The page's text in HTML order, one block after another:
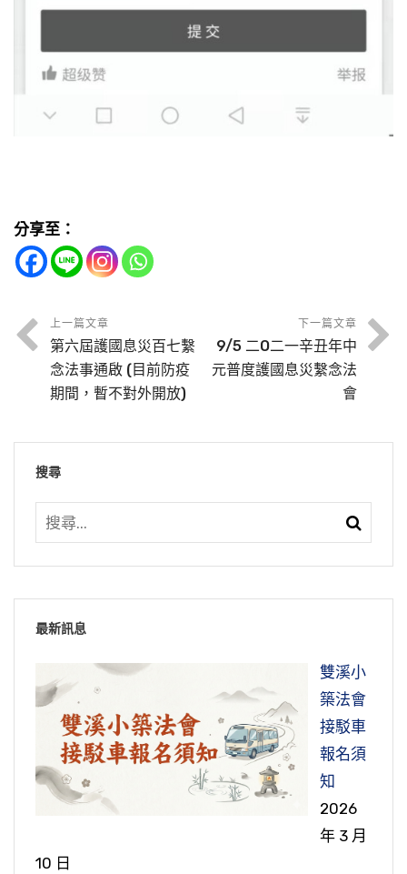
分享至：
上一篇文章
第六屆護國息災百七繫
念法事通啟 (目前防疫
期間，暫不對外開放)
下一篇文章
9/5 二O二一辛丑年中
元普度護國息災繫念法
會
搜尋
最新訊息
雙溪小
築法會
接駁車
報名須
知
2026
年 3 月
10 日